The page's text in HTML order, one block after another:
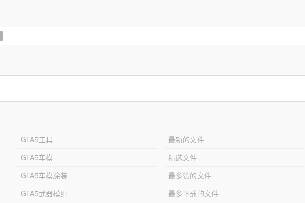
GTA5工具
GTA5车模
GTA5车模涂装
GTA5武器模组
最新的文件
精选文件
最多赞的文件
最多下载的文件